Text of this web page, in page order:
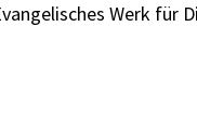
Werk für